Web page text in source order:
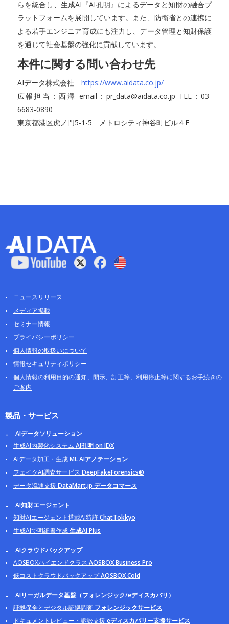
らを統合し、生成AI『AI孔明』によるデータと知財の融合プ
ラットフォームを展開しています。また、防衛省との連携に
よる若手エンジニア育成にも注力し、データ管理と知財保護
を通じて社会基盤の強化に貢献しています。
本件に関する問い合わせ先
AIデータ株式会社 https://www.aidata.co.jp/
広報担当：西澤 email：pr_data@aidata.co.jp TEL：03-
6683-0890
東京都港区虎ノ門5-1-5 メトロシティ神谷町ビル４F
ニュースリリース
メディア掲載
セミナー情報
プライバシーポリシー
個人情報の取扱いについて
情報セキュリティポリシー
個人情報の利用目的の通知、開示、訂正等、利用停止等に関するお手続きの
ご案内
製品・サービス
AIデータソリューション
生成AI内製化システム AI孔明 on IDX
AIデータ加工・生成ML AIアノテーション
フェイクAI調査サービス DeepFakeForensics®
データ流通支援 DataMart.jp データコマース
AI知財エージェント
知財AIエージェント搭載AI特許ChatTokkyo
生成AIで明細書作成生成AI Plus
AIクラウドバックアップ
AOSBOXハイエンドクラス AOSBOX Business Pro
低コストクラウドバックアップAOSBOX Cold
AIリーガルデータ基盤（フォレンジック/eディスカバリ）
証拠保全とデジタル証拠調査 フォレンジックサービス
ドキュメントレビュー・訴訟支援 eディスカバリー支援サービス